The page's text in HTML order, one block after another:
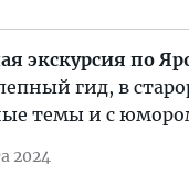
экскурсия по
гид, в
темы и с
2024